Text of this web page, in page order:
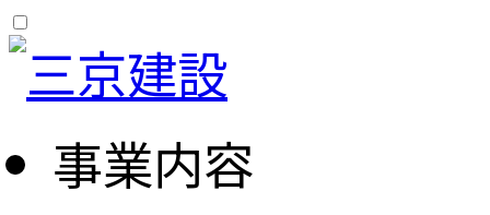
事業内容